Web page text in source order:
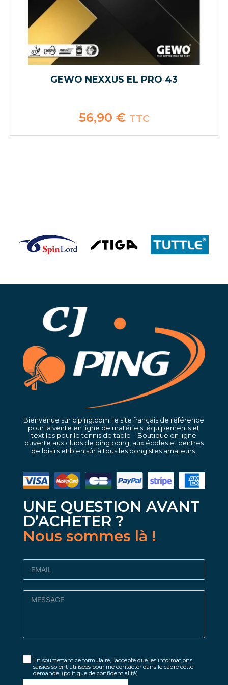
GEWO NEXXUS EL PRO 43
56,90 € TTC
Bienvenue sur cjping.com, le site français de référence
pour la vente en ligne de matériels, équipements et
textiles pour le tennis de table – Boutique en ligne
ouverte aux clubs de ping pong, aux écoles et centres
de loisirs et bien sûr à tous les pongistes amateurs.
UNE QUESTION AVANT
D’ACHETER ?
Nous sommes là !
En soumettant ce formulaire, j’accepte que les informations
saisies soient utilisées pour me contacter dans le cadre cette
demande. (politique de confidentialité)